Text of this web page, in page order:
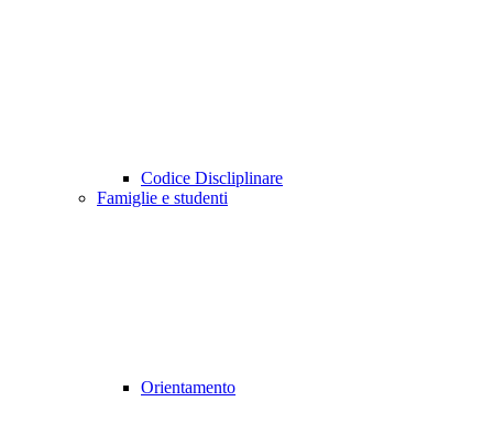
Codice Discliplinare
Famiglie e studenti
Orientamento